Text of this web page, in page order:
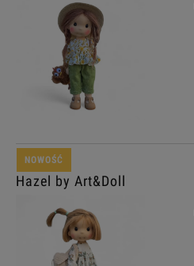
Hazel by Art&Doll
NOWOŚĆ